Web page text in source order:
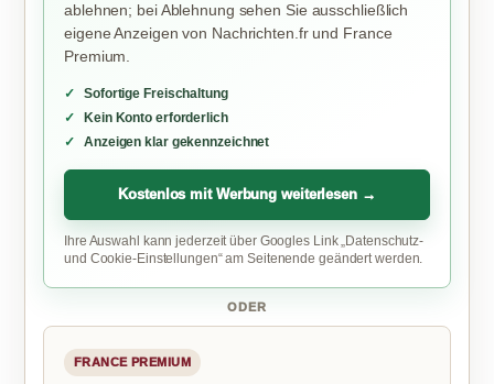
ablehnen; bei Ablehnung sehen Sie ausschließlich
eigene Anzeigen von Nachrichten.fr und France
Premium.
Sofortige Freischaltung
Kein Konto erforderlich
Anzeigen klar gekennzeichnet
Kostenlos mit Werbung weiterlesen →
Ihre Auswahl kann jederzeit über Googles Link „Datenschutz-
und Cookie-Einstellungen“ am Seitenende geändert werden.
ODER
FRANCE PREMIUM